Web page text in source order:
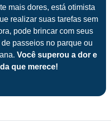
mais dores, está otimista
realizar suas tarefas sem
pode brincar com seus
passeios no parque ou
Você superou a dor e
que merece!